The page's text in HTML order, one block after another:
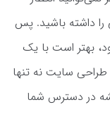
داشته باشید. پس
بهتر است با یک
طراحی سایت نه تنها
در دسترس شما